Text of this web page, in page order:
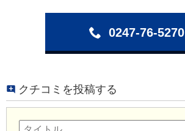
0247-76-5270
クチコミを投稿する